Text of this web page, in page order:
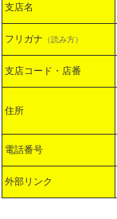
支店名
フリガナ （読み方）
支店コード・店番
住所
電話番号
外部リンク